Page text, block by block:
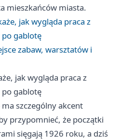
mieszkańców miasta.
jak wygląda praca z
gablotę
zabaw, warsztatów i
jak wygląda praca z
gablotę
szczególny akcent
przypomnieć, że początki
sięgają 1926 roku, a dziś